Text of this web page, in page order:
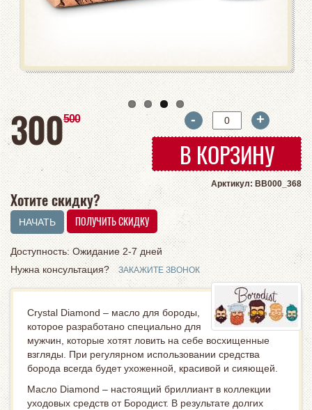
300руб
500руб - +
В КОРЗИНУ
Арктикул: BB000_368
Хотите скидку?
Доступность: Ожидание 2-7 дней
Нужна консультация?
ЗАКАЖИТЕ ЗВОНОК
Crystal Diamond – масло для бороды,
которое разработано специально для
мужчин, которые хотят ловить на себе восхищенные
взгляды. При регулярном использовании средства
борода всегда будет ухоженной, красивой и сияющей.
Масло Diamond – настоящий бриллиант в коллекции
уходовых средств от Бородист. В результате долгих